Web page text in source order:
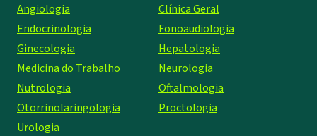
Angiologia
Clínica Geral
Endocrinologia
Fonoaudiologia
Ginecologia
Hepatologia
Medicina do Trabalho
Neurologia
Nutrologia
Oftalmologia
Otorrinolaringologia
Proctologia
Urologia